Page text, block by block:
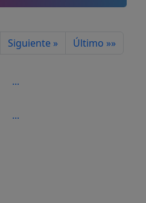
Siguiente » Último »»